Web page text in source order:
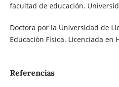
facultad de educación.
Doctora por la Universidad de
Educación Física. Licenciada en
Referencias